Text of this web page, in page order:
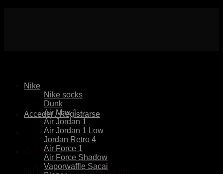
Acceder / Registrarse
Carrito
No hay productos en el carrito.
Nike
Nike socks
Dunk
Air Max 1
Air Jordan 1
Air Jordan 1 Low
Jordan Retro 4
Air Force 1
Air Force Shadow
Vaporwaffle Sacai